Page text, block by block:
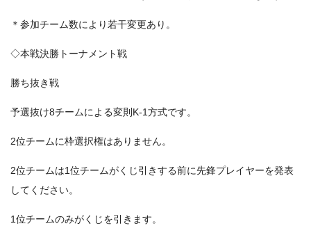
＊参加チーム数により若干変更あり。
◇本戦決勝トーナメント戦
勝ち抜き戦
予選抜け8チームによる変則K-1方式です。
2位チームに枠選択権はありません。
2位チームは1位チームがくじ引きする前に先鋒プレイヤーを発表
してください。
1位チームのみがくじを引きます。